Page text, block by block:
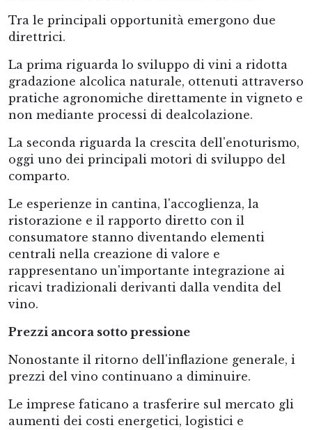
Tra le principali opportunità emergono due
direttrici.
La prima riguarda lo sviluppo di vini a ridotta
gradazione alcolica naturale, ottenuti attraverso
pratiche agronomiche direttamente in vigneto e
non mediante processi di dealcolazione.
La seconda riguarda la crescita dell'enoturismo,
oggi uno dei principali motori di sviluppo del
comparto.
Le esperienze in cantina, l'accoglienza, la
ristorazione e il rapporto diretto con il
consumatore stanno diventando elementi
centrali nella creazione di valore e
rappresentano un'importante integrazione ai
ricavi tradizionali derivanti dalla vendita del
vino.
Prezzi ancora sotto pressione
Nonostante il ritorno dell'inflazione generale, i
prezzi del vino continuano a diminuire.
Le imprese faticano a trasferire sul mercato gli
aumenti dei costi energetici, logistici e